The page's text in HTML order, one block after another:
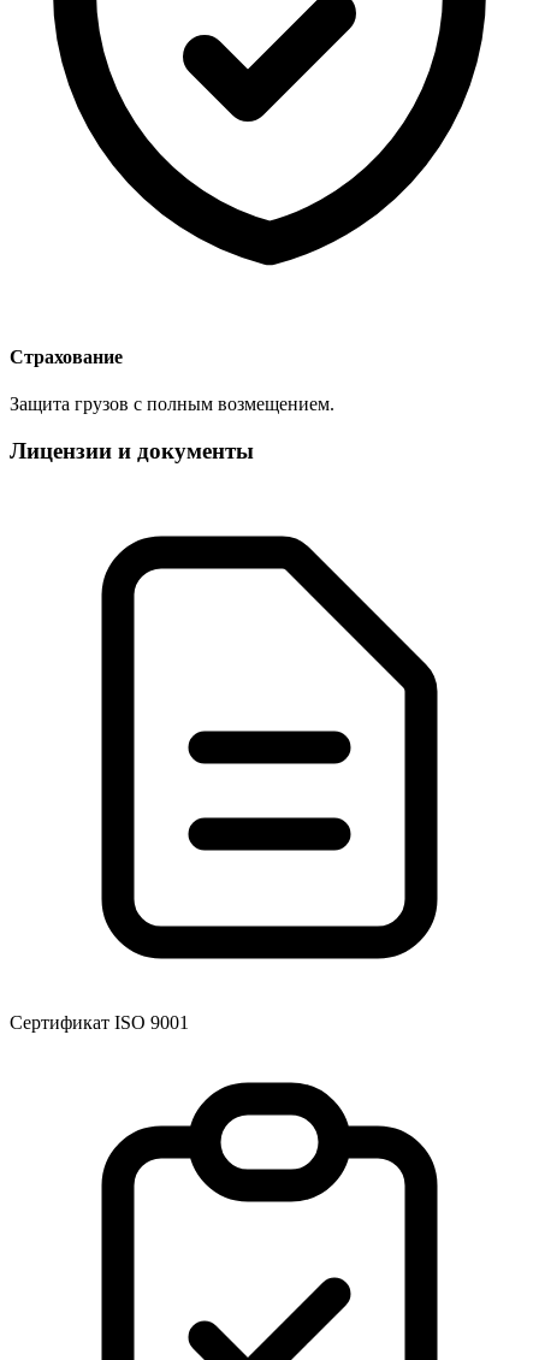
Страхование
Защита грузов с полным возмещением.
Лицензии и документы
Сертификат ISO 9001